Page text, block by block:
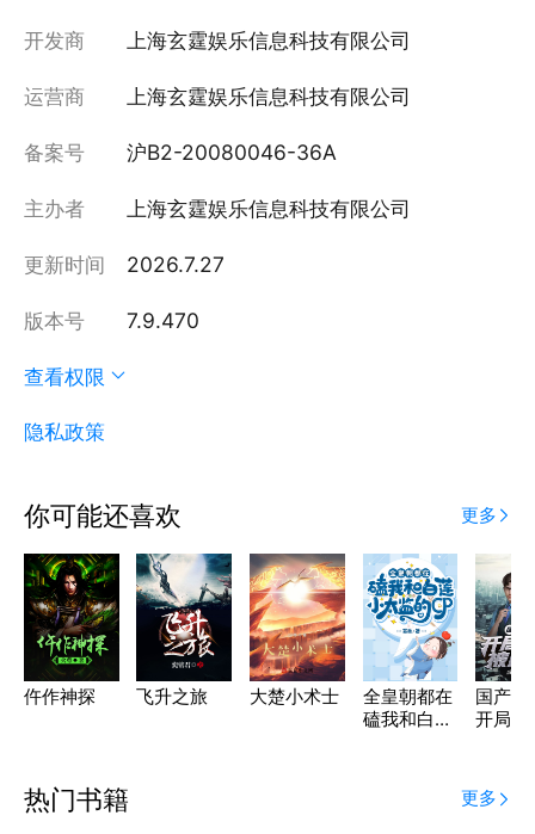
开发商 上海玄霆娱乐信息科技有限公司
运营商 上海玄霆娱乐信息科技有限公司
备案号 沪B2-20080046-36A
主办者 上海玄霆娱乐信息科技有限公司
更新时间 2026.7.27
版本号 7.9.470
查看权限
隐私政策
你可能还喜欢 更多
仵作神探 飞升之旅 大楚小术士
全皇朝都在
磕我和白莲
国产之
开局相
热门书籍 更多